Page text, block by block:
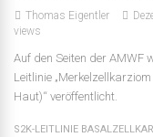
Thomas Eigentler
views
Auf den Seiten der AMWF
Leitlinie
Haut)“ veröffentlicht.
S2K-LEITLINIE